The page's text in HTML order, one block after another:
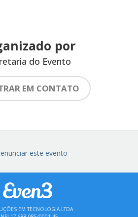
por
do Evento
EM CONTATO
este evento
EM TECNOLOGIA LTDA